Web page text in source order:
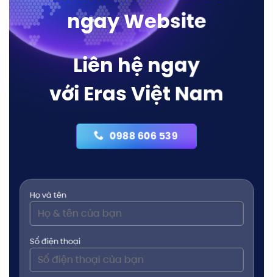
ngay Website
Liên hệ ngay
với Eras Việt Nam
0988 606 539
Họ và tên
Số điện thoại